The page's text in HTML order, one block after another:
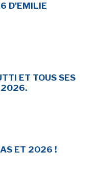
D'EMILIE
ET TOUS SES
2026.
ET 2026 !